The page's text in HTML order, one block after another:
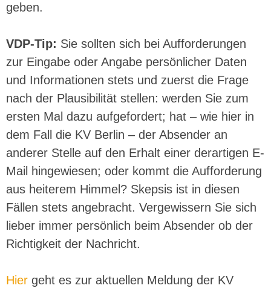
geben.
VDP-Tip: Sie sollten sich bei Aufforderungen
zur Eingabe oder Angabe persönlicher Daten
und Informationen stets und zuerst die Frage
nach der Plausibilität stellen: werden Sie zum
ersten Mal dazu aufgefordert; hat – wie hier in
dem Fall die KV Berlin – der Absender an
anderer Stelle auf den Erhalt einer derartigen E-
Mail hingewiesen; oder kommt die Aufforderung
aus heiterem Himmel? Skepsis ist in diesen
Fällen stets angebracht. Vergewissern Sie sich
lieber immer persönlich beim Absender ob der
Richtigkeit der Nachricht.
Hier geht es zur aktuellen Meldung der KV